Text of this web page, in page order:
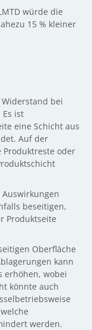
würde die
15 % kleiner
bei
ist
eine Schicht aus
Auf der
Produktreste oder
beseitigen,
Produktseite
Oberfläche
kann
erhöhen, wobei
könnte auch
werden.